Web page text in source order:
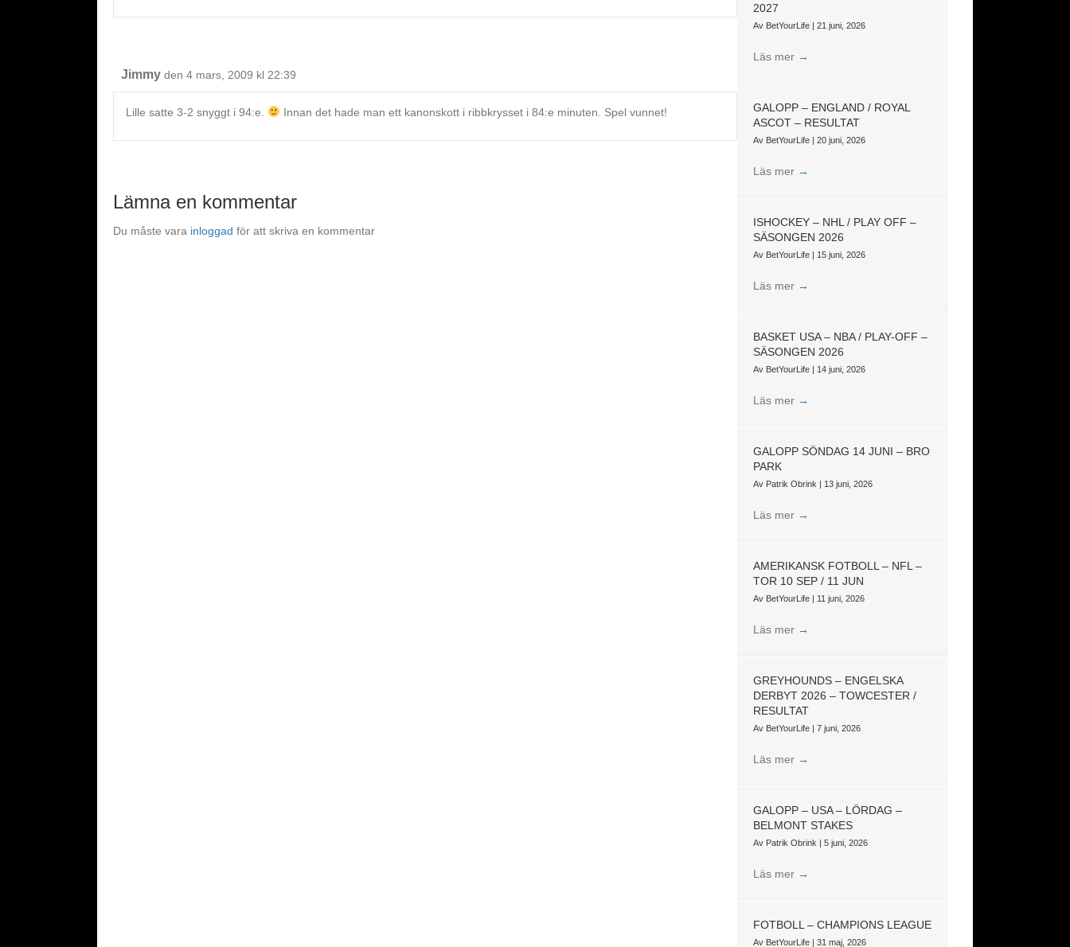
Jimmy den 4 mars, 2009 kl 22:39
Lille satte 3-2 snyggt i 94:e. Innan det hade man ett kanonskott i ribbkrysset i 84:e minuten. Spel vunnet!
Lämna en kommentar
Du måste vara inloggad för att skriva en kommentar
2027
Av BetYourLife |21 juni, 2026
Läs mer →
GALOPP – ENGLAND / ROYAL
ASCOT – RESULTAT
Av BetYourLife |20 juni, 2026
Läs mer →
ISHOCKEY – NHL / PLAY OFF –
SÄSONGEN 2026
Av BetYourLife | 15 juni, 2026
Läs mer →
BASKET USA – NBA / PLAY-OFF –
SÄSONGEN 2026
Av BetYourLife | 14 juni, 2026
Läs mer →
GALOPP SÖNDAG 14 JUNI – BRO
PARK
Av Patrik Obrink | 13 juni, 2026
Läs mer →
AMERIKANSK FOTBOLL – NFL –
TOR 10 SEP / 11 JUN
Av BetYourLife | 11 juni, 2026
Läs mer →
GREYHOUNDS – ENGELSKA
DERBYT 2026 – TOWCESTER /
RESULTAT
Av BetYourLife |7 juni, 2026
Läs mer →
GALOPP – USA – LÖRDAG –
BELMONT STAKES
Av Patrik Obrink |5 juni, 2026
Läs mer →
FOTBOLL – CHAMPIONS LEAGUE
Av BetYourLife |31 maj, 2026